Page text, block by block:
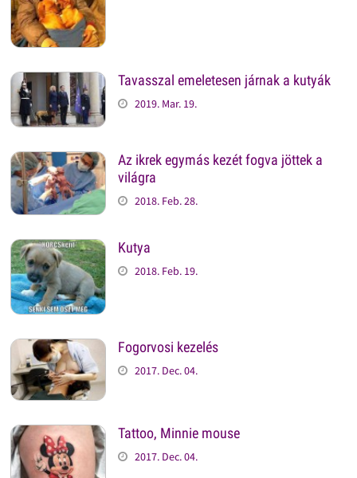
Tavasszal emeletesen járnak a kutyák
2019. Mar. 19.
Az ikrek egymás kezét fogva jöttek a
világra
2018. Feb. 28.
Kutya
2018. Feb. 19.
Fogorvosi kezelés
2017. Dec. 04.
Tattoo, Minnie mouse
2017. Dec. 04.